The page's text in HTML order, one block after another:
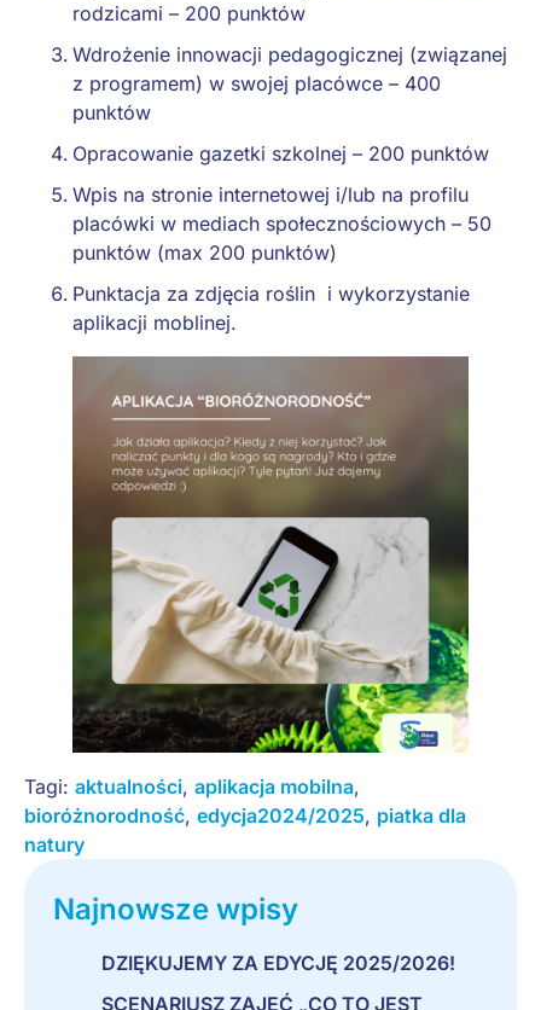
rodzicami – 200 punktów
Wdrożenie innowacji pedagogicznej (związanej
z programem) w swojej placówce – 400
punktów
Opracowanie gazetki szkolnej – 200 punktów
Wpis na stronie internetowej i/lub na profilu
placówki w mediach społecznościowych – 50
punktów (max 200 punktów)
Punktacja za zdjęcia roślin i wykorzystanie
aplikacji moblinej.
Tagi: aktualności, aplikacja mobilna,
bioróżnorodność, edycja2024/2025, piatka dla
natury
Najnowsze wpisy
DZIĘKUJEMY ZA EDYCJĘ 2025/2026!
SCENARIUSZ ZAJĘĆ „CO TO JEST